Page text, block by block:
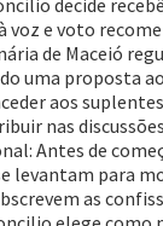
decide
e voto
de Maceió
uma proposta
aos
nas
Antes de
levantam para
as